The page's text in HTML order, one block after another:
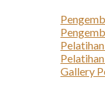
Gallery